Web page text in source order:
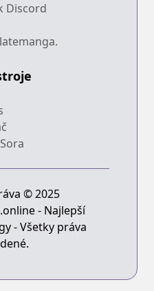
Discord
© 2025
- Najlepší
- Všetky práva